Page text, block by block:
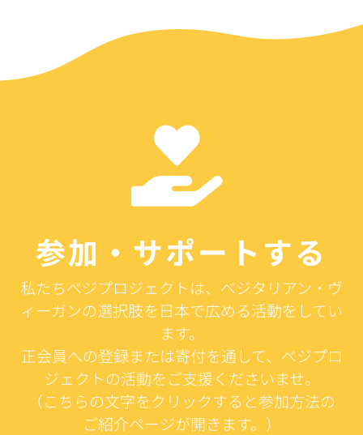
参加・サポートする
私たちベジプロジェクトは、ベジタリアン・ヴ
ィーガンの選択肢を日本で広める活動をしてい
ます。
正会員への登録または寄付を通して、べジプロ
ジェクトの活動をご支援くださいませ。
（こちらの文字をクリックすると参加方法の
ご紹介ページが開きます。）